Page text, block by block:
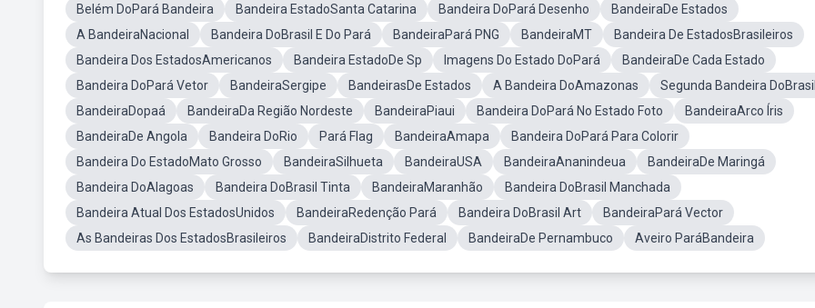
Belém DoPará Bandeira
Bandeira EstadoSanta Catarina Bandeira DoPará Desenho
BandeiraDe Estados
A BandeiraNacional
Bandeira DoBrasil E Do Pará BandeiraPará PNG BandeiraMT
Bandeira De EstadosBrasileiros
Bandeira Dos EstadosAmericanos
Bandeira EstadoDe Sp Imagens Do Estado DoPará
BandeiraDe Cada Estado
Bandeira DoPará Vetor
BandeiraSergipe BandeirasDe Estados A Bandeira DoAmazonas
Segunda Bandeira DoBrasil
BandeiraDopaá
BandeiraDa Região Nordeste BandeiraPiaui Bandeira DoPará No Estado Foto
BandeiraArco Íris
BandeiraDe Angola
Bandeira DoRio Pará Flag BandeiraAmapa
Bandeira DoPará Para Colorir
Bandeira Do EstadoMato Grosso
BandeiraSilhueta BandeiraUSA BandeiraAnanindeua
BandeiraDe Maringá
Bandeira DoAlagoas
Bandeira DoBrasil Tinta BandeiraMaranhão
Bandeira DoBrasil Manchada
Bandeira Atual Dos EstadosUnidos
BandeiraRedenção Pará Bandeira DoBrasil Art
BandeiraPará Vector
As Bandeiras Dos EstadosBrasileiros
BandeiraDistrito Federal BandeiraDe Pernambuco Aveiro ParáBandeira